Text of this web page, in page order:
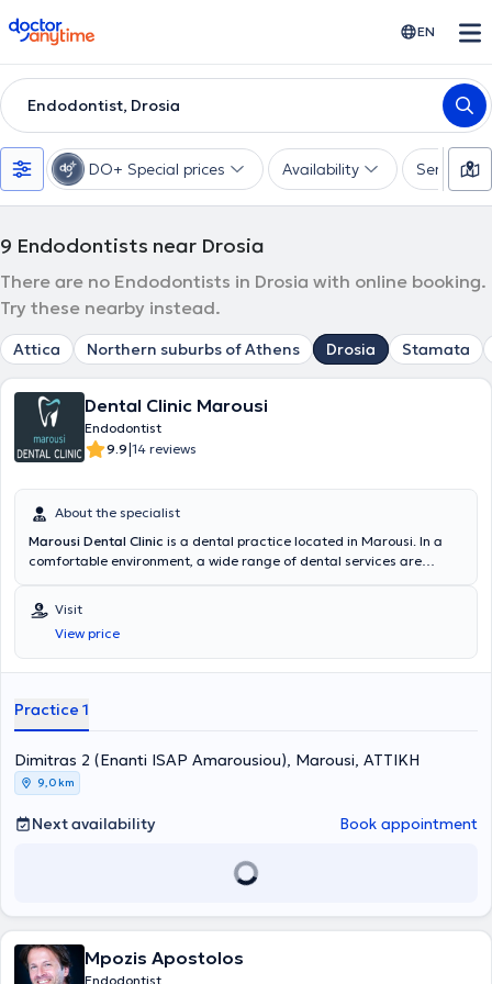
doctoranytime EN
Endodontist, Drosia
DO+ Special prices Availability Services
9 Endodontists near Drosia
There are no Endodontists in Drosia with online booking.
Try these nearby instead.
Attica Northern suburbs of Athens Drosia Stamata
Dental Clinic Marousi
Endodontist
9.9|14 reviews
About the specialist
Marousi Dental Clinic is a dental practice located in Marousi. In a
comfortable environment, a wide range of dental services are
advanced technologies are adopted, and a primary concern is the
implementation of solutions fully tailored to the needs of the
patients.
Visit
View price
Practice 1
Dimitras 2 (Enanti ISAP Amarousiou), Marousi, ΑΤΤΙΚΗ
9,0 km
Next availability Book appointment
Mpozis Apostolos
Endodontist